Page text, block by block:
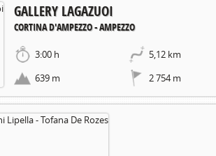
GALLERY LAGAZUOI
CORTINA D'AMPEZZO - AMPEZZO
3:00 h
5,12 km
639 m
2 754 m